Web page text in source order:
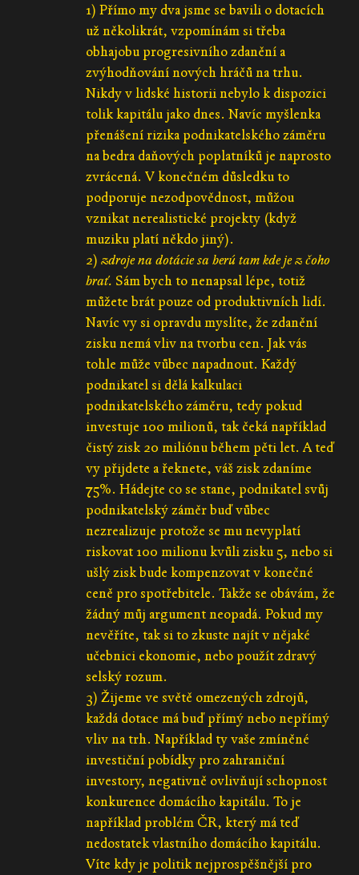
1) Přímo my dva jsme se bavili o dotacích
už několikrát, vzpomínám si třeba
obhajobu progresivního zdanění a
zvýhodňování nových hráčů na trhu.
Nikdy v lidské historii nebylo k dispozici
tolik kapitálu jako dnes. Navíc myšlenka
přenášení rizika podnikatelského záměru
na bedra daňových poplatníků je naprosto
zvrácená. V konečném důsledku to
podporuje nezodpovědnost, můžou
vznikat nerealistické projekty (když
muziku platí někdo jiný).
2)zdroje na dotácie sa berú tam kde je z čoho
brať. Sám bych to nenapsal lépe, totiž
můžete brát pouze od produktivních lidí.
Navíc vy si opravdu myslíte, že zdanění
zisku nemá vliv na tvorbu cen. Jak vás
tohle může vůbec napadnout. Každý
podnikatel si dělá kalkulaci
podnikatelského záměru, tedy pokud
investuje 100 milionů, tak čeká například
čistý zisk 20 miliónu během pěti let. A teď
vy přijdete a řeknete, váš zisk zdaníme
75%. Hádejte co se stane, podnikatel svůj
podnikatelský záměr buď vůbec
nezrealizuje protože se mu nevyplatí
riskovat 100 milionu kvůli zisku 5, nebo si
ušlý zisk bude kompenzovat v konečné
ceně pro spotřebitele. Takže se obávám, že
žádný můj argument neopadá. Pokud my
nevěříte, tak si to zkuste najít v nějaké
učebnici ekonomie, nebo použít zdravý
selský rozum.
3) Žijeme ve světě omezených zdrojů,
každá dotace má buď přímý nebo nepřímý
vliv na trh. Například ty vaše zmíněné
investiční pobídky pro zahraniční
investory, negativně ovlivňují schopnost
konkurence domácího kapitálu. To je
například problém ČR, který má teď
nedostatek vlastního domácího kapitálu.
Víte kdy je politik nejprospěšnější pro